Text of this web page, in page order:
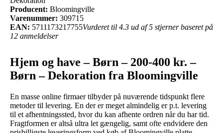
Producent: Bloomingville
Varenummer: 309715
EAN: 5711173217755Vurderet til 4.3 ud af 5 stjerner baseret på
12 anmeldelser
Hjem og have – Børn – 200-400 kr. –
Børn – Dekoration fra Bloomingville
En masse online firmaer tilbyder på nuværende tidspunkt flere
metoder til levering. En der er meget almindelig er p.t. levering
til et afhentningssted, hvor du kan afhente ordren når du har tid.
Fragtformen er altså ultra let gængelig, samt ofte endvidere den